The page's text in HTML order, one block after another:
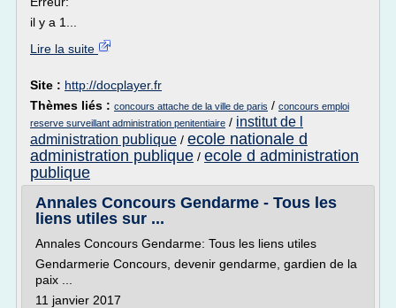
il y a 1...
Lire la suite
Site : http://docplayer.fr
Thèmes liés : concours attache de la ville de paris / concours emploi
reserve surveillant administration penitentiaire / institut de l
administration publique / ecole nationale d
administration publique / ecole d administration
publique
Annales Concours Gendarme - Tous les
liens utiles sur ...
Annales Concours Gendarme: Tous les liens utiles
Gendarmerie Concours, devenir gendarme, gardien de la
paix ...
11 janvier 2017